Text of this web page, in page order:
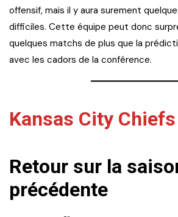
offensif, mais il y aura surement
difficiles. Cette équipe peut donc
quelques matchs de plus que la
avec les cadors de la conférence.
Kansas City Chiefs
Retour sur la
précédente